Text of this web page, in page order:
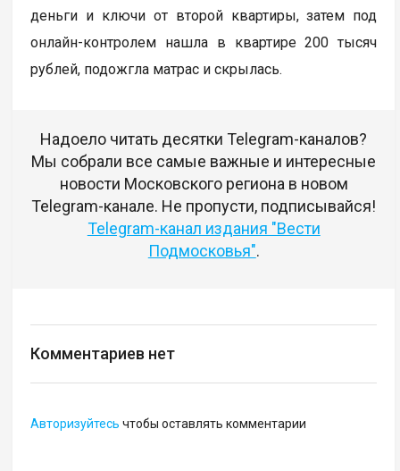
деньги и ключи от второй квартиры, затем под
онлайн-контролем нашла в квартире 200 тысяч
рублей, подожгла матрас и скрылась.
Надоело читать десятки Telegram-каналов?
Мы собрали все самые важные и интересные
новости Московского региона в новом
Telegram-канале. Не пропусти, подписывайся!
Telegram-канал издания "Вести
Подмосковья".
Комментариев нет
Авторизуйтесь чтобы оставлять комментарии